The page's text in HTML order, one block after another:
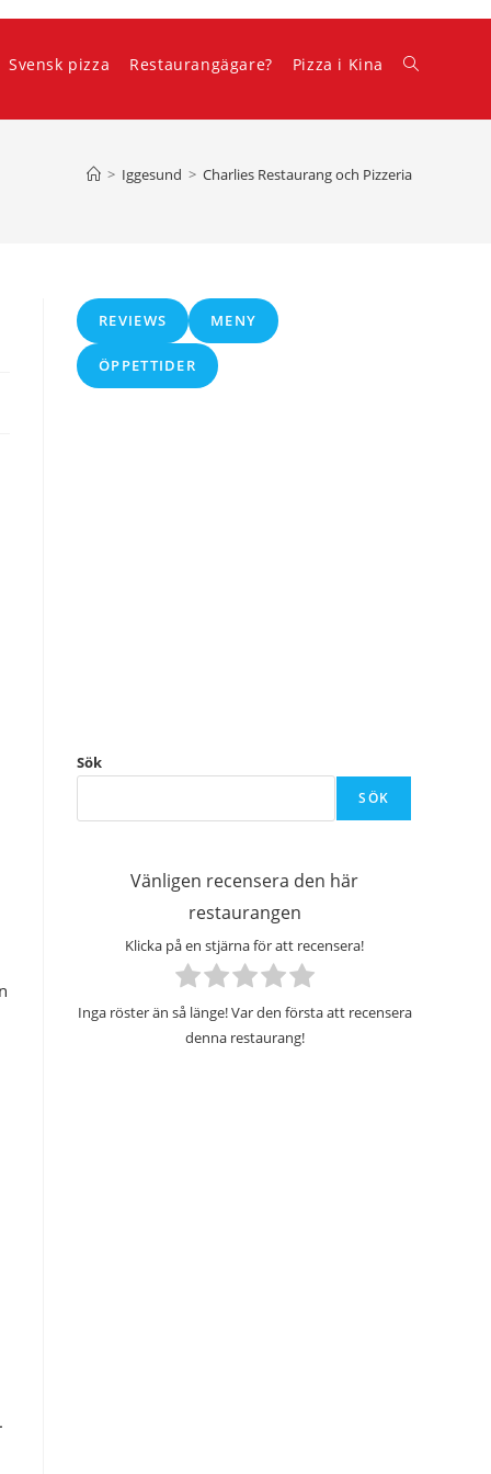
Svensk pizza Restaurangägare? Pizza i Kina Slå
> Iggesund > Charlies Restaurang och Pizzeria
REVIEWS MENY
ÖPPETTIDER
Sök
SÖK
Vänligen recensera den här
restaurangen
Klicka på en stjärna för att recensera!
Inga röster än så länge! Var den första att recensera
denna restaurang!